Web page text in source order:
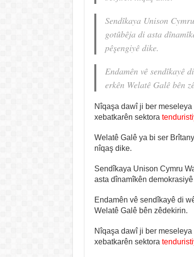
Sendîkaya Unison
gotûbêja di asta
pêşengiyê dike.
Endamên vê sendîkayê
erkên Welatê Galê bên
Nîqaşa dawî ji ber
xebatkarên sektora
Welatê Galê ya bi ser
nîqaş dike.
Sendîkaya Unison Cymru
asta dînamîkên
Endamên vê sendîkayê di
Welatê Galê bên zêdekirin.
Nîqaşa dawî ji ber
xebatkarên sektora